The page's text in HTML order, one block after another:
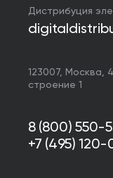
Дистрибуция
123007, Москва
строение 1
8 (800) 550-
+7 (495)